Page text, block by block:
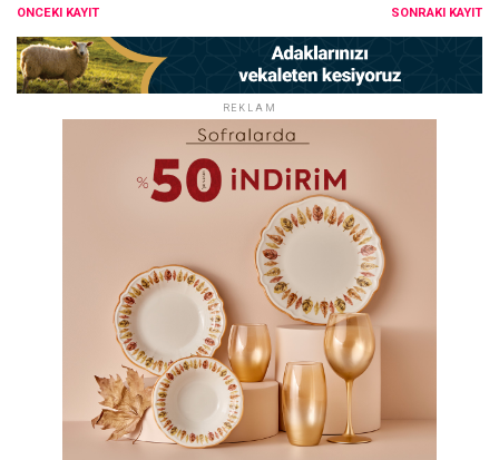
SONRAKI KAYIT
ÖNCEKI KAYIT
REKLAM